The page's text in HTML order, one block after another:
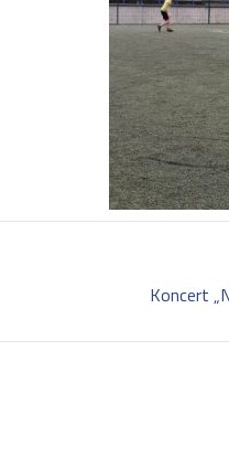
Koncert